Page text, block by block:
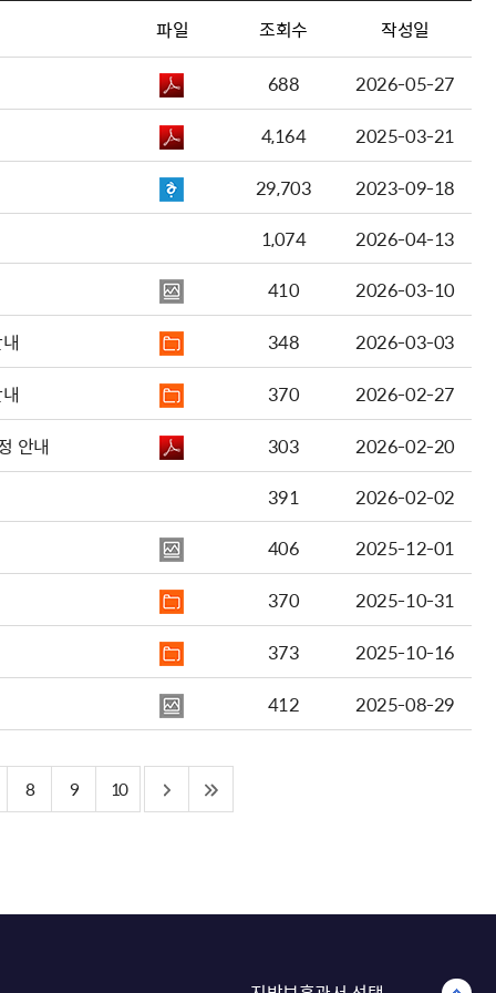
파일 조회수 작성일
688
2026-05-27
4,164
2025-03-21
29,703
2023-09-18
1,074
2026-04-13
410
2026-03-10
348
2026-03-03
370
2026-02-27
안내
303
2026-02-20
391
2026-02-02
406
2025-12-01
370
2025-10-31
373
2025-10-16
412
2025-08-29
8 9 10